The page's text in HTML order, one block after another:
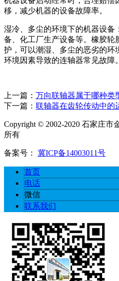
移，减少机器的设备故障率。
湿冷、多尘的环境下的机器设备
备、化工厂生产设备等。橡胶轮
护，可以潮湿、多尘的恶劣的环
环境因素导致的连轴器常见故障。
上一篇： 万向联轴器属于哪种类
下一篇： 联轴器在齿轮传动中的
Copyright © 2002-2020 石家庄
所有
备案号： 冀ICP备14003011号
首页
电话
微信
联系我们